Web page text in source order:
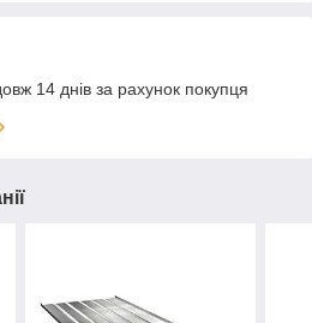
14 днів за рахунок покупця